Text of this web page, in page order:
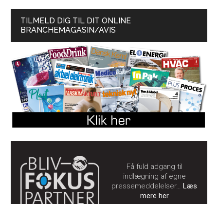
TILMELD DIG TIL DIT ONLINE
BRANCHEMAGASIN/AVIS
Få fuld adgang til
indlægning af egne
pressemeddelelser…Læs
mere her